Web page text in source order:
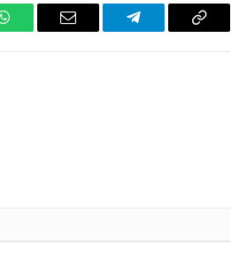
WhatsAppEmail Telegram Copy